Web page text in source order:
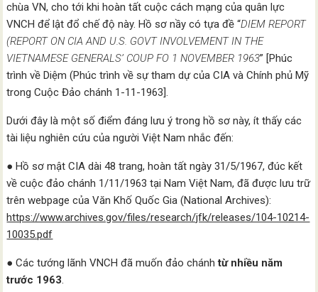
chùa VN, cho tới khi hoàn tất cuộc cách mạng của quân lực
VNCH để lật đổ chế độ này. Hồ sơ nầy có tựa đề “DIEM REPORT
(REPORT ON CIA AND U.S. GOVT INVOLVEMENT IN THE
VIETNAMESE GENERALS’ COUP FO 1 NOVEMBER 1963” [Phúc
trình về Diệm (Phúc trình về sự tham dự của CIA và Chính phủ Mỹ
trong Cuộc Đảo chánh 1-11-1963].
Dưới đây là một số điểm đáng lưu ý trong hồ sơ này, ít thấy các
tài liệu nghiên cứu của người Việt Nam nhắc đến:
● Hồ sơ mật CIA dài 48 trang, hoàn tất ngày 31/5/1967, đúc kết
về cuộc đảo chánh 1/11/1963 tại Nam Việt Nam, đã được lưu trữ
trên webpage của Văn Khố Quốc Gia (National Archives):
https://www.archives.gov/files/research/jfk/releases/104-10214-
10035.pdf
● Các tướng lãnh VNCH đã muốn đảo chánhtừ nhiều năm
trước 1963.